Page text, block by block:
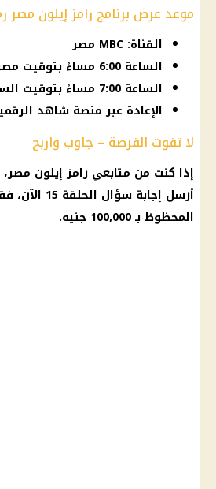
موعد عرض برنامج رامز إيلون مصر
القناة: MBC مصر
الساعة 6:00 مساءً بتوقيت مصر
الساعة 7:00 مساءً بتوقيت السعودية
الإعادة عبر منصة شاهد
لا تفوت الفرصة – جاوب واربح
إذا كنت من متابعي رامز إيلون مصر
أرسل إجابة
المحظوظ بـ 100,000 جنيه.